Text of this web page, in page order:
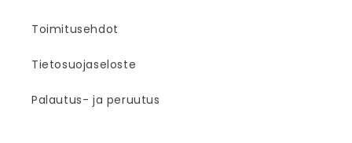
Toimitusehdot
Tietosuojaseloste
Palautus- ja peruutus